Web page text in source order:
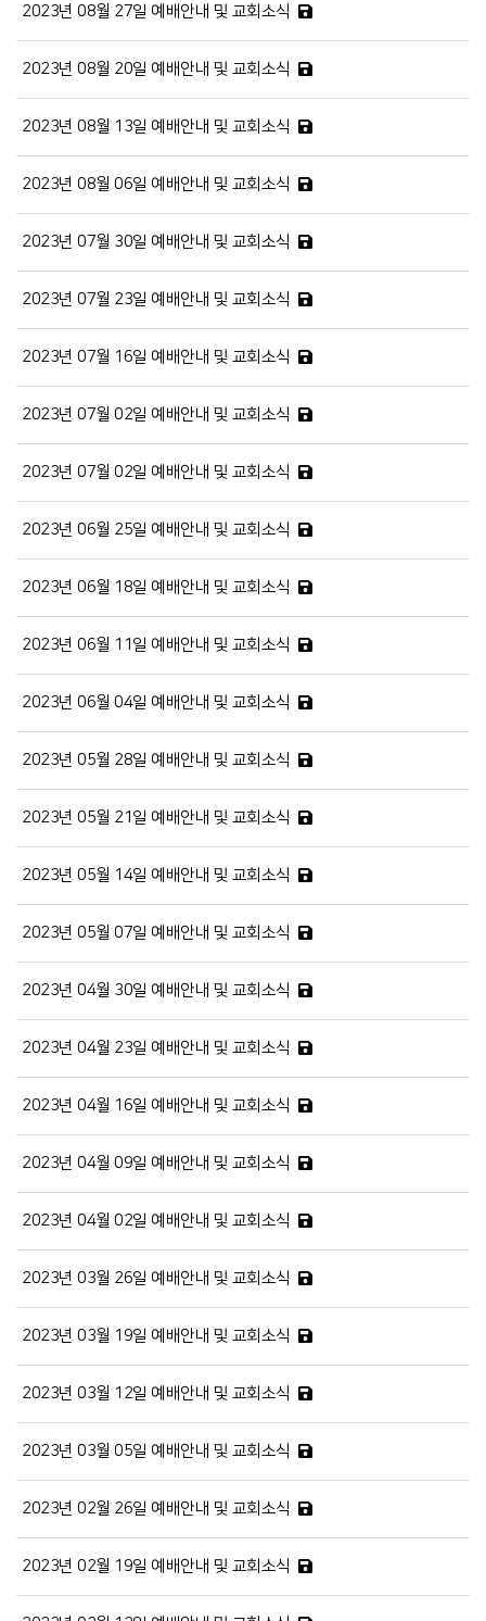
2023년 08월 27일 예배안내 및 교회소식
2023년 08월 20일 예배안내 및 교회소식
2023년 08월 13일 예배안내 및 교회소식
2023년 08월 06일 예배안내 및 교회소식
2023년 07월 30일 예배안내 및 교회소식
2023년 07월 23일 예배안내 및 교회소식
2023년 07월 16일 예배안내 및 교회소식
2023년 07월 02일 예배안내 및 교회소식
2023년 07월 02일 예배안내 및 교회소식
2023년 06월 25일 예배안내 및 교회소식
2023년 06월 18일 예배안내 및 교회소식
2023년 06월 11일 예배안내 및 교회소식
2023년 06월 04일 예배안내 및 교회소식
2023년 05월 28일 예배안내 및 교회소식
2023년 05월 21일 예배안내 및 교회소식
2023년 05월 14일 예배안내 및 교회소식
2023년 05월 07일 예배안내 및 교회소식
2023년 04월 30일 예배안내 및 교회소식
2023년 04월 23일 예배안내 및 교회소식
2023년 04월 16일 예배안내 및 교회소식
2023년 04월 09일 예배안내 및 교회소식
2023년 04월 02일 예배안내 및 교회소식
2023년 03월 26일 예배안내 및 교회소식
2023년 03월 19일 예배안내 및 교회소식
2023년 03월 12일 예배안내 및 교회소식
2023년 03월 05일 예배안내 및 교회소식
2023년 02월 26일 예배안내 및 교회소식
2023년 02월 19일 예배안내 및 교회소식